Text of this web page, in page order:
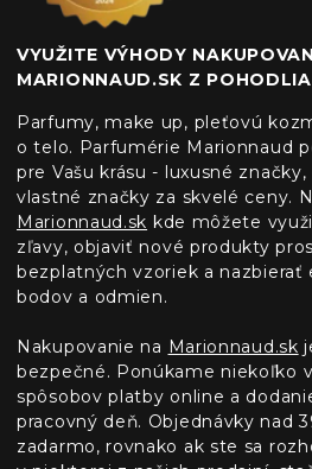
VYUŽITE VÝHODY
MARIONNAUD.SK Z
Parfumy, make up, pleťovú
o telo. Parfumérie Marionnaud
pre Vašu krásu - luxusné
vlastné značky za skvelé ceny.
Marionnaud.sk kde môžete
zľavy, objaviť nové produkty
bezplatných vzoriek a nazbierať
bodov a odmien.
Nakupovanie na Marionnaud.sk
bezpečné. Ponúkame niekoľko
spôsobov platby online a
pracovný deň. Objednávky nad
zadarmo, rovnako ak ste sa